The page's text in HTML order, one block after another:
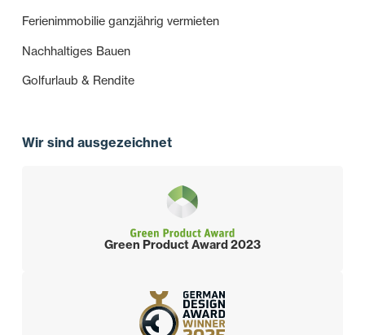
Ferienimmobilie ganzjährig vermieten
Nachhaltiges Bauen
Golfurlaub & Rendite
Wir sind ausgezeichnet
Green Product Award 2023